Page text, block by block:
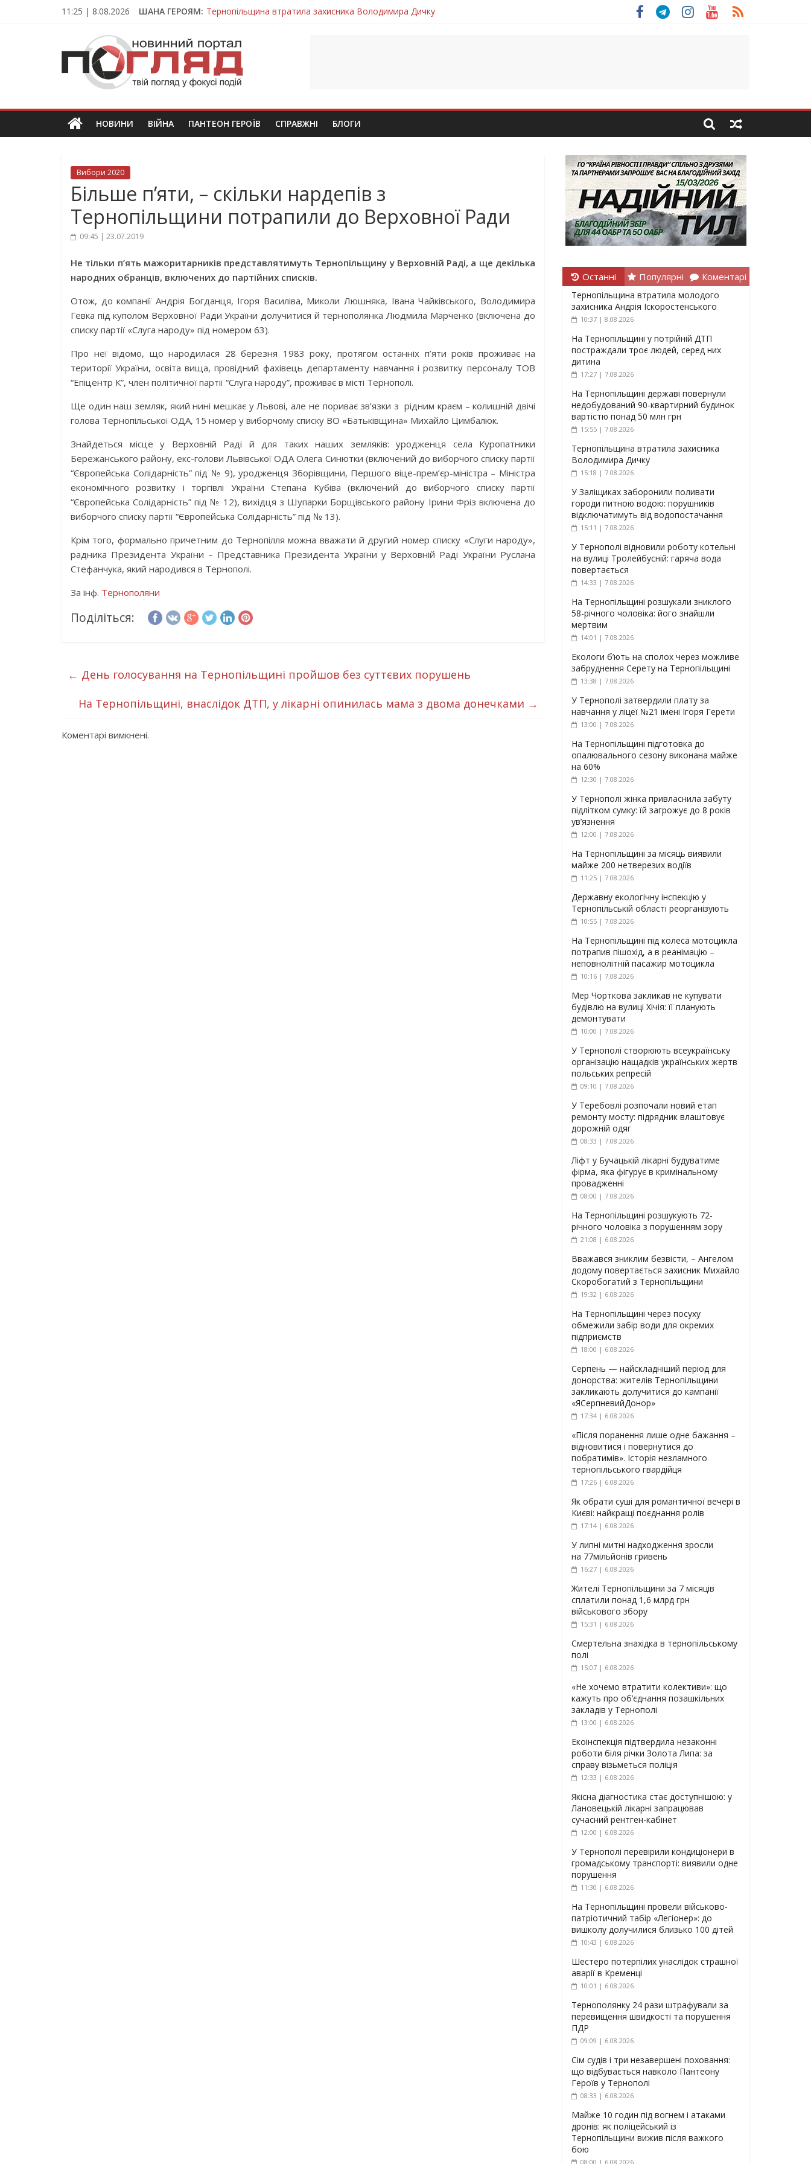
11:25 | 8.08.2026 ШАНА ГЕРОЯМ: Тернопільщина втратила захисника Володимира Дичку
На війні загинув молодий захисник Дмитро Березко з Тернопільщини
Тернопільщина втратила захисника Володимира Вельму
Тернопільщина втратила молодого захисника Андрія Іскоростенського
ПОГЛЯД
Новини
Тернополя.
новини
та
НОВИНИ ВІЙНА ПАНТЕОН ГЕРОЇВ СПРАВЖНІ БЛОГИ
Вибори 2020
Більше п’яти, – скільки нардепів з
Тернопільщини потрапили до Верховної Ради
09:45 | 23.07.2019
Не тільки п’ять мажоритарників представлятимуть Тернопільщину у Верховній Раді, а ще декілька
народних обранців, включених до партійних списків.
Отож, до компанії Андрія Богданця, Ігоря Василіва, Миколи Люшняка, Івана Чайківського, Володимира
Гевка під куполом Верховної Ради України долучитися й тернополянка Людмила Марченко (включена до
списку партії «Слуга народу» під номером 63).
Про неї відомо, що народилася 28 березня 1983 року, протягом останніх п’яти років проживає на
території України, освіта вища, провідний фахівець департаменту навчання і розвитку персоналу ТОВ
“Епіцентр К”, член політичної партії “Слуга народу”, проживає в місті Тернополі.
Ще один наш земляк, який нині мешкає у Львові, але не пориває зв’язки з рідним краєм – колишній двічі
голова Тернопільської ОДА, 15 номер у виборчому списку ВО «Батьківщина» Михайло Цимбалюк.
Знайдеться місце у Верховній Раді й для таких наших земляків: уродженця села Куропатники
Бережанського району, екс-голови Львівської ОДА Олега Синютки (включений до виборчого списку партії
“Європейська Солідарність” під № 9), уродженця Зборівщини, Першого віце-прем’єр-міністра – Міністра
економічного розвитку і торгівлі України Степана Кубіва (включений до виборчого списку партії
“Європейська Солідарність” під № 12), вихідця з Шупарки Борщівського району Ірини Фріз включена до
виборчого списку партії “Європейська Солідарність” під № 13).
Крім того, формально причетним до Тернопілля можна вважати й другий номер списку «Слуги народу»,
радника Президента України – Представника Президента України у Верховній Раді України Руслана
Стефанчука, який народився в Тернополі.
За інф. Тернополяни
Поділіться:
← День голосування на Тернопільщині пройшов без суттєвих порушень
На Тернопільщині, внаслідок ДТП, у лікарні опинилась мама з двома донечками →
Коментарі вимкнені.
Останні Популярні Коментарі
Тернопільщина втратила молодого
захисника Андрія Іскоростенського
10:37 | 8.08.2026
На Тернопільщині у потрійній ДТП
постраждали троє людей, серед них
дитина
17:27 | 7.08.2026
На Тернопільщині державі повернули
недобудований 90-квартирний будинок
вартістю понад 50 млн грн
15:55 | 7.08.2026
Тернопільщина втратила захисника
Володимира Дичку
15:18 | 7.08.2026
У Заліщиках заборонили поливати
городи питною водою: порушників
відключатимуть від водопостачання
15:11 | 7.08.2026
У Тернополі відновили роботу котельні
на вулиці Тролейбусній: гаряча вода
повертається
14:33 | 7.08.2026
На Тернопільщині розшукали зниклого
58-річного чоловіка: його знайшли
мертвим
14:01 | 7.08.2026
Екологи б’ють на сполох через можливе
забруднення Серету на Тернопільщині
13:38 | 7.08.2026
У Тернополі затвердили плату за
навчання у ліцеї №21 імені Ігоря Герети
13:00 | 7.08.2026
На Тернопільщині підготовка до
опалювального сезону виконана майже
на 60%
12:30 | 7.08.2026
У Тернополі жінка привласнила забуту
підлітком сумку: їй загрожує до 8 років
ув’язнення
12:00 | 7.08.2026
На Тернопільщині за місяць виявили
майже 200 нетверезих водіїв
11:25 | 7.08.2026
Державну екологічну інспекцію у
Тернопільській області реорганізують
10:55 | 7.08.2026
На Тернопільщині під колеса мотоцикла
потрапив пішохід, а в реанімацію –
неповнолітній пасажир мотоцикла
10:16 | 7.08.2026
Мер Чорткова закликав не купувати
будівлю на вулиці Хічія: її планують
демонтувати
10:00 | 7.08.2026
У Тернополі створюють всеукраїнську
організацію нащадків українських жертв
польських репресій
09:10 | 7.08.2026
У Теребовлі розпочали новий етап
ремонту мосту: підрядник влаштовує
дорожній одяг
08:33 | 7.08.2026
Ліфт у Бучацькій лікарні будуватиме
фірма, яка фігурує в кримінальному
провадженні
08:00 | 7.08.2026
На Тернопільщині розшукують 72-
річного чоловіка з порушенням зору
21:08 | 6.08.2026
Вважався зниклим безвісти, – Ангелом
додому повертається захисник Михайло
Скоробогатий з Тернопільщини
19:32 | 6.08.2026
На Тернопільщині через посуху
обмежили забір води для окремих
підприємств
18:00 | 6.08.2026
Серпень — найскладніший період для
донорства: жителів Тернопільщини
закликають долучитися до кампанії
«ЯСерпневийДонор»
17:34 | 6.08.2026
«Після поранення лише одне бажання –
відновитися і повернутися до
побратимів». Історія незламного
тернопільського гвардійця
17:26 | 6.08.2026
Як обрати суші для романтичної вечері в
Києві: найкращі поєднання ролів
17:14 | 6.08.2026
У липні митні надходження зросли
на 77мільйонів гривень
16:27 | 6.08.2026
Жителі Тернопільщини за 7 місяців
сплатили понад 1,6 млрд грн
військового збору
15:31 | 6.08.2026
Смертельна знахідка в тернопільському
полі
15:07 | 6.08.2026
«Не хочемо втратити колективи»: що
кажуть про об’єднання позашкільних
закладів у Тернополі
13:00 | 6.08.2026
Екоінспекція підтвердила незаконні
роботи біля річки Золота Липа: за
справу візьметься поліція
12:33 | 6.08.2026
Якісна діагностика стає доступнішою: у
Лановецькій лікарні запрацював
сучасний рентген-кабінет
12:00 | 6.08.2026
У Тернополі перевірили кондиціонери в
громадському транспорті: виявили одне
порушення
11:30 | 6.08.2026
На Тернопільщині провели військово-
патріотичний табір «Легіонер»: до
вишколу долучилися близько 100 дітей
10:43 | 6.08.2026
Шестеро потерпілих унаслідок страшної
аварії в Кременці
10:01 | 6.08.2026
Тернополянку 24 рази штрафували за
перевищення швидкості та порушення
ПДР
09:09 | 6.08.2026
Сім судів і три незавершені поховання:
що відбувається навколо Пантеону
Героїв у Тернополі
08:33 | 6.08.2026
Майже 10 годин під вогнем і атаками
дронів: як поліцейський із
Тернопільщини вижив після важкого
бою
08:00 | 6.08.2026